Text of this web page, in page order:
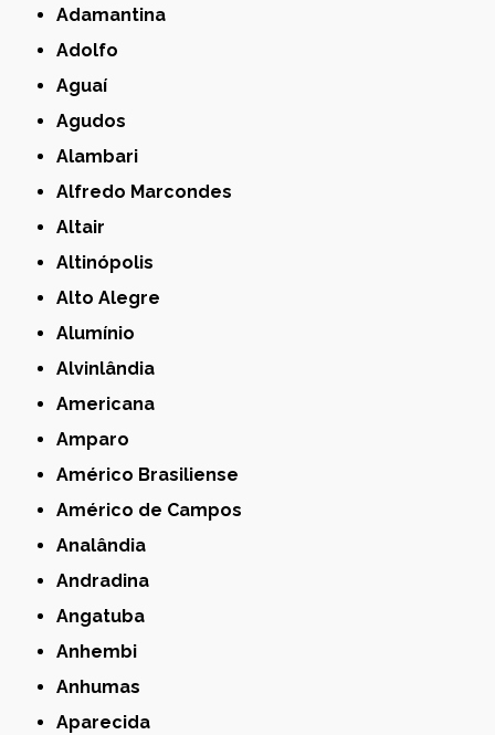
Adamantina
Adolfo
Aguaí
Agudos
Alambari
Alfredo Marcondes
Altair
Altinópolis
Alto Alegre
Alumínio
Alvinlândia
Americana
Amparo
Américo Brasiliense
Américo de Campos
Analândia
Andradina
Angatuba
Anhembi
Anhumas
Aparecida